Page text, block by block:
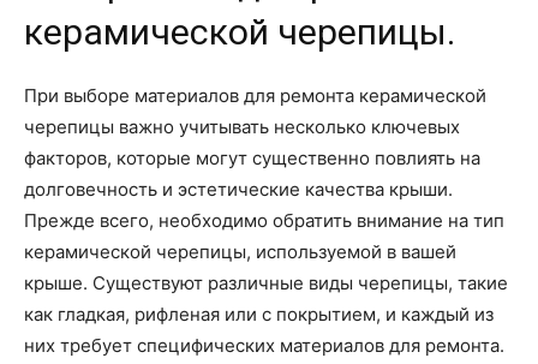
керамической черепицы.
При выборе материалов для ремонта керамической
черепицы важно учитывать несколько ключевых
факторов, которые могут существенно повлиять на
долговечность и эстетические качества крыши.
Прежде всего, необходимо обратить внимание на тип
керамической черепицы, используемой в вашей
крыше. Существуют различные виды черепицы, такие
как гладкая, рифленая или с покрытием, и каждый из
них требует специфических материалов для ремонта.